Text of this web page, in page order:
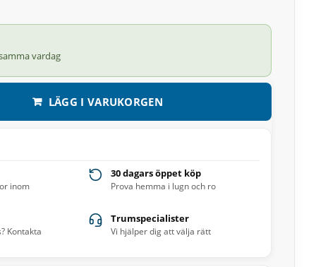
vardag
LÄGG I VARUKORGEN
inom
30 dagars öppet köp
Prova hemma i lugn och ro
Kontakta
Trumspecialister
Vi hjälper dig att välja rätt